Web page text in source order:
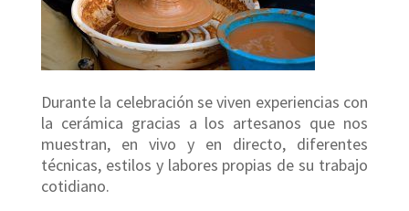
Durante la celebración se viven experiencias con
la cerámica gracias a los artesanos que nos
muestran, en vivo y en directo, diferentes
técnicas, estilos y labores propias de su trabajo
cotidiano.